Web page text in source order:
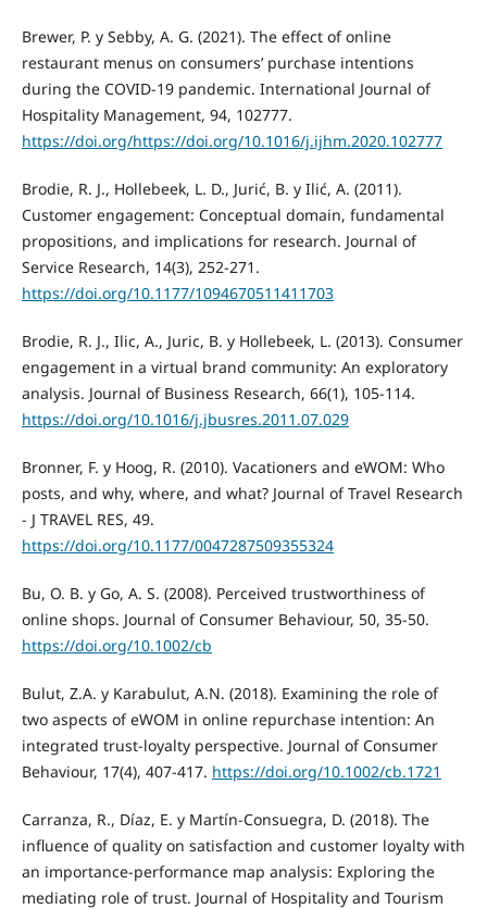
Brewer, P. y Sebby, A. G. (2021). The effect of online
restaurant menus on consumers’ purchase intentions
during the COVID-19 pandemic. International Journal of
Hospitality Management, 94, 102777.
https://doi.org/https://doi.org/10.1016/j.ijhm.2020.102777
Brodie, R. J., Hollebeek, L. D., Jurić, B. y Ilić, A. (2011).
Customer engagement: Conceptual domain, fundamental
propositions, and implications for research. Journal of
Service Research, 14(3), 252-271.
https://doi.org/10.1177/1094670511411703
Brodie, R. J., Ilic, A., Juric, B. y Hollebeek, L. (2013). Consumer
engagement in a virtual brand community: An exploratory
analysis. Journal of Business Research, 66(1), 105-114.
https://doi.org/10.1016/j.jbusres.2011.07.029
Bronner, F. y Hoog, R. (2010). Vacationers and eWOM: Who
posts, and why, where, and what? Journal of Travel Research
- J TRAVEL RES, 49.
https://doi.org/10.1177/0047287509355324
Bu, O. B. y Go, A. S. (2008). Perceived trustworthiness of
online shops. Journal of Consumer Behaviour, 50, 35-50.
https://doi.org/10.1002/cb
Bulut, Z.A. y Karabulut, A.N. (2018). Examining the role of
two aspects of eWOM in online repurchase intention: An
integrated trust-loyalty perspective. Journal of Consumer
Behaviour, 17(4), 407-417. https://doi.org/10.1002/cb.1721
Carranza, R., Díaz, E. y Martín-Consuegra, D. (2018). The
influence of quality on satisfaction and customer loyalty with
an importance-performance map analysis: Exploring the
mediating role of trust. Journal of Hospitality and Tourism